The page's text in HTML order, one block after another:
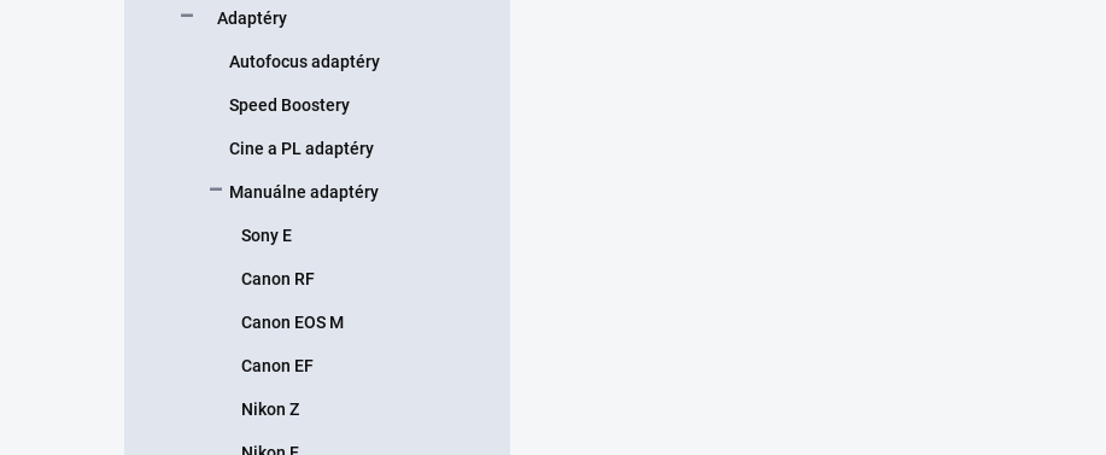
Adaptéry
Autofocus adaptéry
Speed Boostery
Cine a PL adaptéry
Manuálne adaptéry
Sony E
Canon RF
Canon EOS M
Canon EF
Nikon Z